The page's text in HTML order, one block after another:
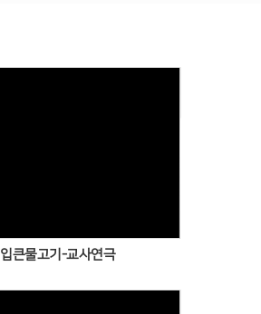
입큰물고기-교사연극